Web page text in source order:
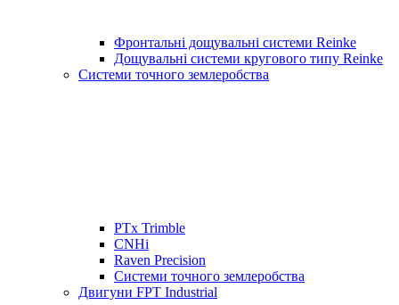
Фронтальні дощувальні системи Reinke
Дощувальні системи кругового типу Reinke
Системи точного землеробства
PTx Trimble
CNHi
Raven Precision
Системи точного землеробства
Двигуни FPT Industrial